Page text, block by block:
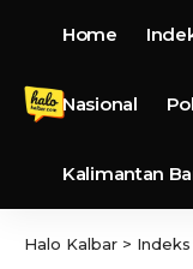
Home
Nasional
Kalimantan
Halo Kalbar > Indeks